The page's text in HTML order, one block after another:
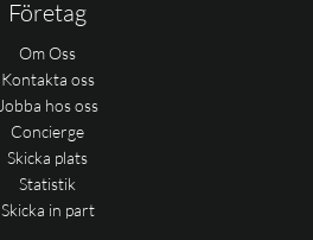
Företag
Om Oss
Kontakta oss
Jobba hos oss
Concierge
Skicka plats
Statistik
Skicka in part